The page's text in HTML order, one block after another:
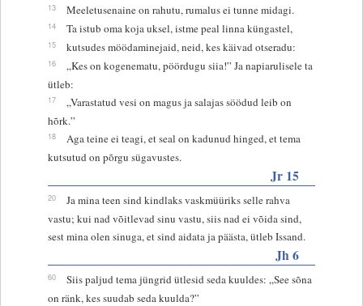
13 Meeletusenaine on rahutu, rumalus ei tunne midagi.
14 Ta istub oma koja uksel, istme peal linna küngastel,
15 kutsudes möödaminejaid, neid, kes käivad otseradu:
16
„Kes on kogenematu, pöördugu siia!” Ja napiarulisele ta
ütleb:
17
„Varastatud vesi on magus ja salajas söödud leib on
hõrk.”
18
Aga teine ei teagi, et seal on kadunud hinged, et tema
kutsutud on põrgu sügavustes.
Jr 15
20
Ja mina teen sind kindlaks vaskmüüriks selle rahva
vastu; kui nad võitlevad sinu vastu, siis nad ei võida sind,
sest mina olen sinuga, et sind aidata ja päästa, ütleb Issand.
Jh 6
60
Siis paljud tema jüngrid ütlesid seda kuuldes: „See sõna
on ränk, kes suudab seda kuulda?”